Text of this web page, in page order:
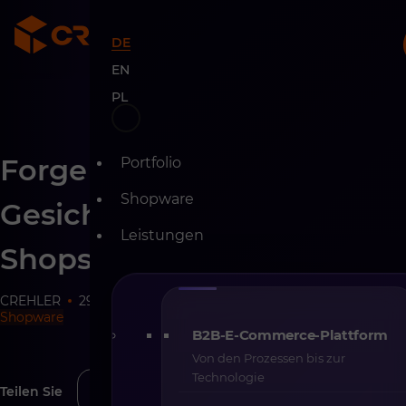
to
content
DE
EN
PL
Portfolio
Shopware
Leistungen
B2B-E-Commerce-Plattform
Von den Prozessen bis zur
Technologie
Forge Front – das moderne
Gesicht Ihres Shopware-
Shops
CREHLER 29-09-2025
Shopware
Teilen Sie